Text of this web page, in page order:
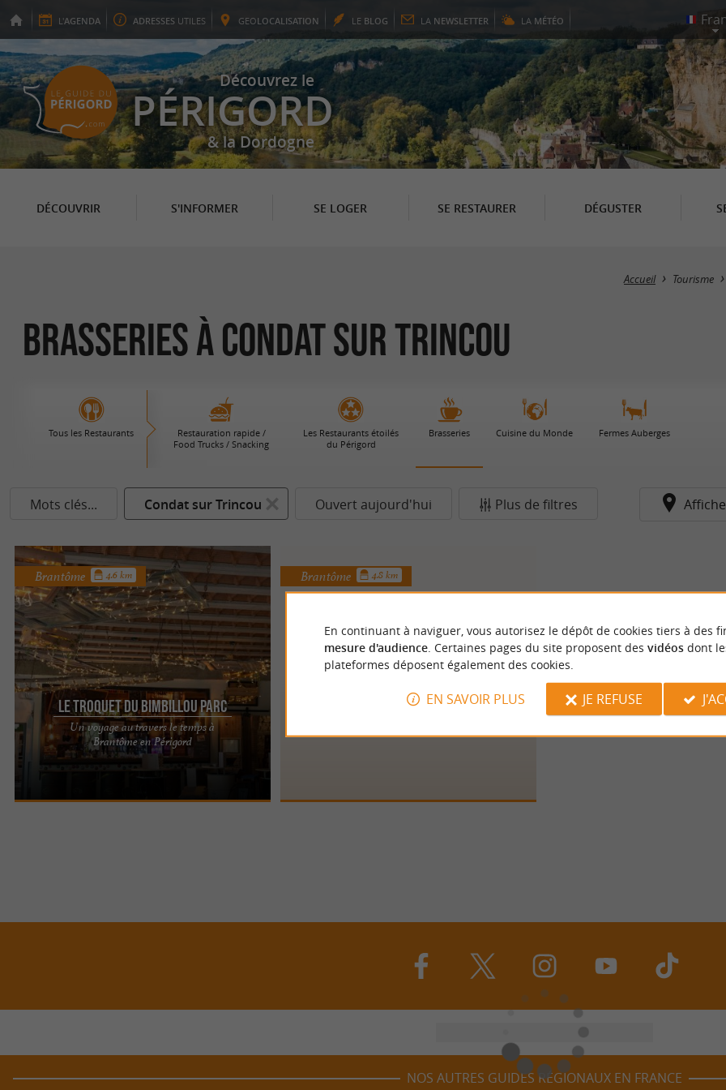
L'AGENDA ADRESSES UTILES GEOLOCALISATION LE BLOG LA NEWSLETTER LA MÉTÉO
Découvrez le
PÉRIGORD
& la Dordogne
DÉCOUVRIR S'INFORMER SE LOGER SE RESTAURER DÉGUSTER
Accueil Tourisme
Brasseries à Condat sur Trincou
Tous les Restaurants
Restauration rapide /
Food Trucks / Snacking
Les Restaurants étoilés
du Périgord
Brasseries Cuisine du Monde Fermes Auberges
Mots clés... Condat sur Trincou Ouvert aujourd'hui Plus de filtres
Le Troquet du Bimbillou Parc
Un voyage au travers le temps à
Brantôme en Périgord
Brantôme 4.6 km
🍺 Le Troquet de Bimbillou – Bar, pub et food truck
à Brantôme Découvrez Le Troquet de Bimbillou, la
grande ...
Brantôme 4.8 km
NOS AUTRES GUIDES RÉGIONAUX EN FRANCE
En continuant à naviguer, vous autorisez le dépôt de cookies tiers à des
mesure d'audience. Certaines pages du site proposent des vidéosdont
plateformes déposent également des cookies.
EN SAVOIR PLUS JE REFUSE